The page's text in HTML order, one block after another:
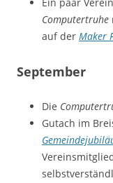
Computertruhe
auf der Maker
September
Die
Gutach im